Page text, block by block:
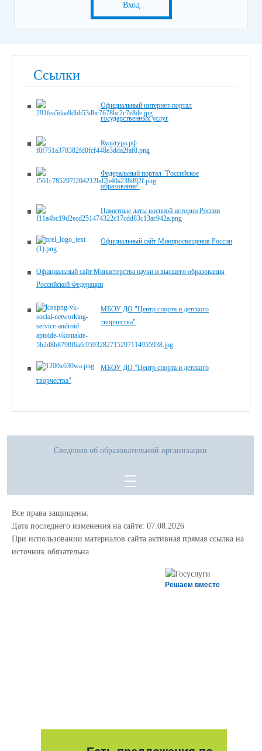
Вход
Ссылки
Официальный интернет-портал
государственных услуг
Культура.рф
Федеральный портал "Российское
образование"
Памятные даты военной истории России
Официальный сайт Минпросвещения России
Официальный сайт Министерства науки и высшего образования
Российской Федерации
МБОУ ДО "Центр спорта и детского
творчества"
МБОУ ДО "Центр спорта и детского
творчества"
Сведения об образовательной организации
Все права защищены.
Дата последнего изменения на сайте: 07.08.2026
При использовании материалов сайта активная прямая ссылка на
источник обязательна
Решаем вместе